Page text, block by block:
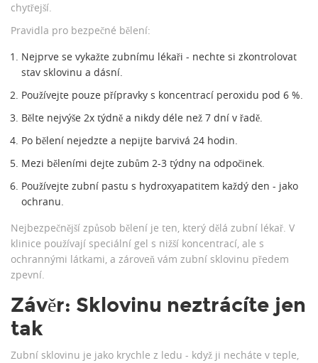
chytřejší.
Pravidla pro bezpečné bělení:
Nejprve se vykažte zubnímu lékaři - nechte si zkontrolovat
stav sklovinu a dásní.
Používejte pouze přípravky s koncentrací peroxidu pod 6 %.
Bělte nejvýše 2x týdně a nikdy déle než 7 dní v řadě.
Po bělení nejedzte a nepijte barvivá 24 hodin.
Mezi běleními dejte zubům 2-3 týdny na odpočinek.
Používejte zubní pastu s hydroxyapatitem každý den - jako
ochranu.
Nejbezpečnější způsob bělení je ten, který dělá zubní lékař. V
klinice používají speciální gel s nižší koncentrací, ale s
ochrannými látkami, a zároveň vám zubní sklovinu předem
zpevní.
Závěr: Sklovinu neztrácíte jen
tak
Zubní sklovinu je jako krychle z ledu - když ji necháte v teple,